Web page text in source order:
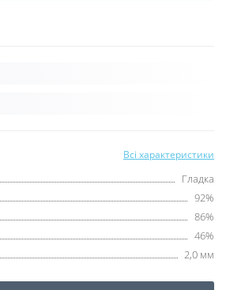
Всі характеристики
Гладка
92%
86%
46%
2,0 мм